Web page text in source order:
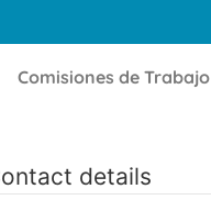
Comisiones de Trabajo
details